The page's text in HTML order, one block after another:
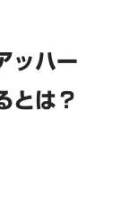
ッハー
とは？